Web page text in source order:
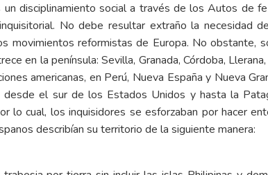
disciplinamiento social a través de los Autos de
No debe resultar extraño la necesidad
movimientos reformistas de Europa. No obstante,
en la península: Sevilla, Granada, Córdoba, Llerana,
americanas, en Perú, Nueva España y Nueva
el sur de los Estados Unidos y hasta la
lo cual, los inquisidores se esforzaban por hacer
describían su territorio de la siguiente manera: